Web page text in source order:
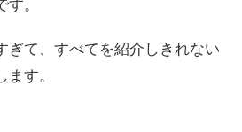
。
ぎて、すべてを紹介しきれない
す。